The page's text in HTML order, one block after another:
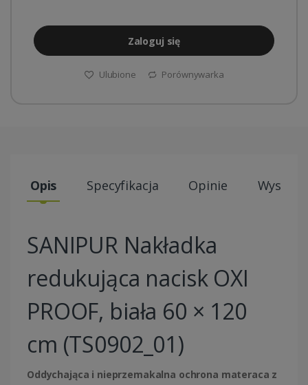
Zaloguj się
Ulubione Porównywarka
Opis Specyfikacja Opinie Wysyłki
SANIPUR Nakładka
redukująca nacisk OXI
PROOF, biała 60 × 120
cm (TS0902_01)
Oddychająca i nieprzemakalna ochrona materaca z